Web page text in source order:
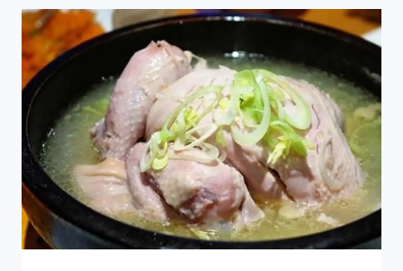
LOKA
ANJOROI
SULAWESI
BIKIN
BANYAK
ORANG
PENASARAN
BERAT